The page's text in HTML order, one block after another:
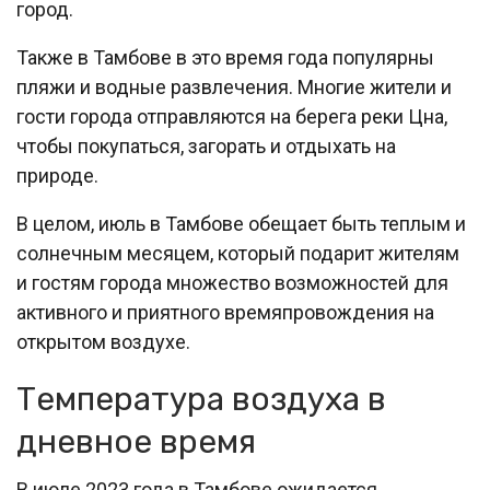
город.
Также в Тамбове в это время года популярны
пляжи и водные развлечения. Многие жители и
гости города отправляются на берега реки Цна,
чтобы покупаться, загорать и отдыхать на
природе.
В целом, июль в Тамбове обещает быть теплым и
солнечным месяцем, который подарит жителям
и гостям города множество возможностей для
активного и приятного времяпровождения на
открытом воздухе.
Температура воздуха в
дневное время